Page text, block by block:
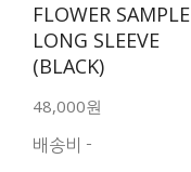
FLOWER SAMPLE
LONG SLEEVE
(BLACK)
48,000원
배송비 -